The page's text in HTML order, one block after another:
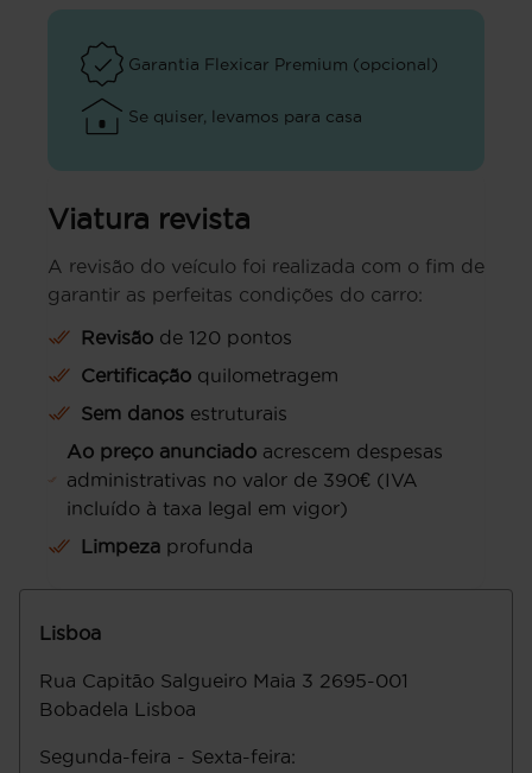
Garantia Flexicar Premium (opcional)
Se quiser, levamos para casa
Viatura revista
A revisão do veículo foi realizada com o fim de
garantir as perfeitas condições do carro:
Revisão de 120 pontos
Certificação quilometragem
Sem danos estruturais
Ao preço anunciado acrescem despesas
administrativas no valor de 390€ (IVA
incluído à taxa legal em vigor)
Limpeza profunda
Lisboa
Rua Capitāo Salgueiro Maia 3 2695-001
Bobadela Lisboa
Segunda-feira - Sexta-feira: